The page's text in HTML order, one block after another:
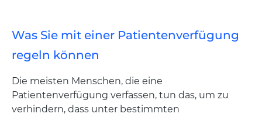
Was Sie mit einer Patientenverfügung
regeln können
Die meisten Menschen, die eine
Patientenverfügung verfassen, tun das, um zu
verhindern, dass unter bestimmten